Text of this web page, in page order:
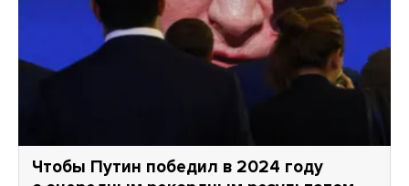
Чтобы Путин победил в 2024 году